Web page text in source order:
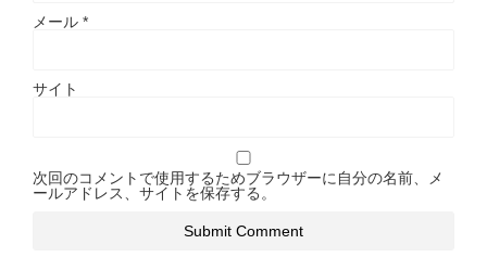
メール *
サイト
次回のコメントで使用するためブラウザーに自分の名前、メ
ールアドレス、サイトを保存する。